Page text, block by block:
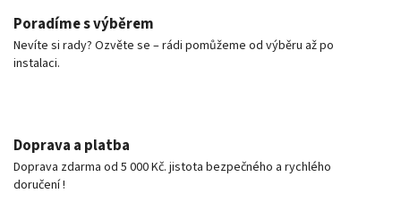
Poradíme s výběrem
Nevíte si rady? Ozvěte se – rádi pomůžeme od výběru až po
instalaci.
Doprava a platba
Doprava zdarma od 5 000 Kč. jistota bezpečného a rychlého
doručení !